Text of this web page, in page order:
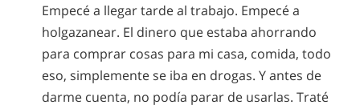
Empecé a llegar tarde al trabajo. Empecé a
holgazanear. El dinero que estaba ahorrando
para comprar cosas para mi casa, comida, todo
eso, simplemente se iba en drogas. Y antes de
darme cuenta, no podía parar de usarlas. Traté